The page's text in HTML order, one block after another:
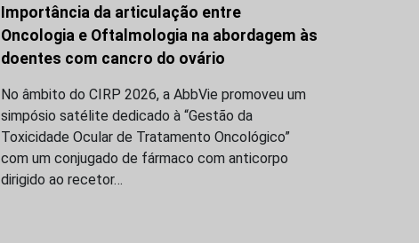
Importância da articulação entre
Oncologia e Oftalmologia na abordagem às
doentes com cancro do ovário
No âmbito do CIRP 2026, a AbbVie promoveu um
simpósio satélite dedicado à “Gestão da
Toxicidade Ocular de Tratamento Oncológico”
com um conjugado de fármaco com anticorpo
dirigido ao recetor…